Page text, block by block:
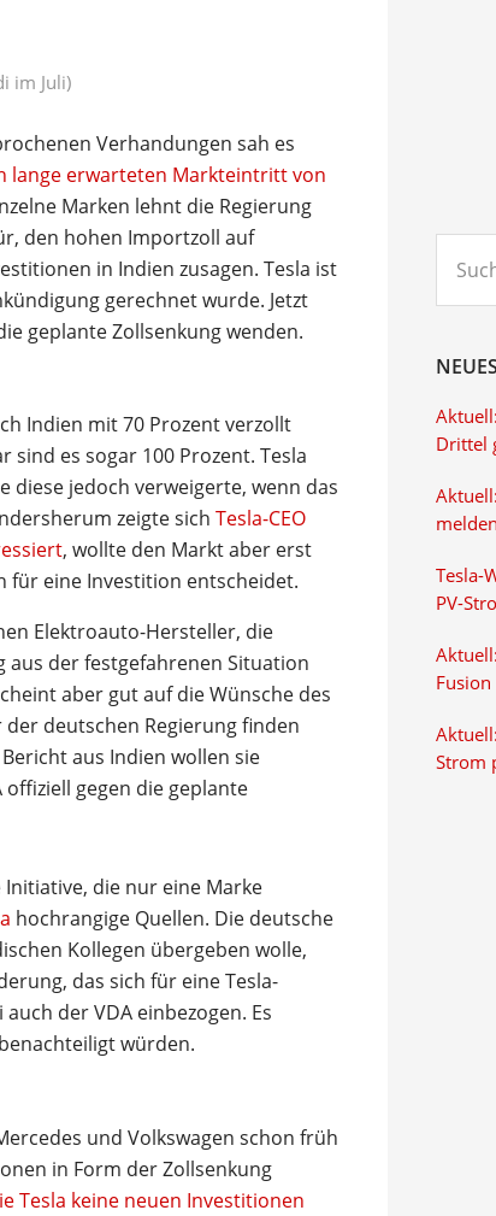
im Juli)
Verhandungen sah es
lange erwarteten Markteintritt von
Marken lehnt die Regierung
den hohen Importzoll auf
in Indien zusagen. Tesla ist
gerechnet wurde. Jetzt
geplante Zollsenkung wenden.
Indien mit 70 Prozent verzollt
es sogar 100 Prozent. Tesla
diese jedoch verweigerte, wenn das
zeigte sich Tesla-CEO
, wollte den Markt aber erst
eine Investition entscheidet.
Elektroauto-Hersteller, die
aus der festgefahrenen Situation
aber gut auf die Wünsche des
deutschen Regierung finden
aus Indien wollen sie
gegen die geplante
Initiative, die nur eine Marke
hochrangige Quellen. Die deutsche
Kollegen übergeben wolle,
das sich für eine Tesla-
der VDA einbezogen. Es
würden.
und Volkswagen schon früh
in Form der Zollsenkung
Tesla keine neuen Investitionen
Drittel
Tesla-
PV-
Strom